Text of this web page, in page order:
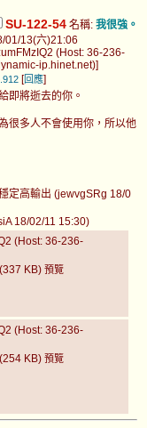
SU-122-54 名稱: 我很強。
01/13(六)21:06
(Host: 36-236-
ip.hinet.net)]
[回應]
即將逝去的你。
很多人不會使用你，所以他
定高輸出 (jewvgSRg 18/0
18/02/11 15:30)
(Host: 36-236-
KB) 預覽
(Host: 36-236-
KB) 預覽